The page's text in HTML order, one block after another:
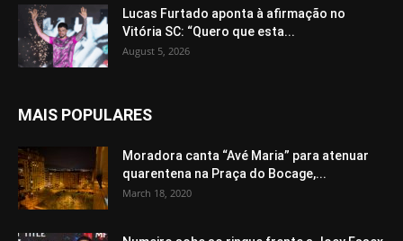
Lucas Furtado aponta à afirmação no
Vitória SC: “Quero que esta...
August 5, 2026
MAIS POPULARES
Moradora canta “Avé Maria” para atenuar
quarentena na Praça do Bocage,...
March 18, 2020